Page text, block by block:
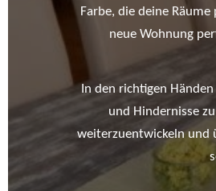
Farbe, die deine
neue Wohnung
In den richtigen
und Hindernisse
weiterzuentwickeln und